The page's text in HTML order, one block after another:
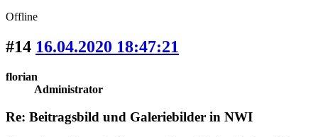
Offline
#14 16.04.2020 18:47:21
florian
Administrator
Re: Beitragsbild und Galeriebilder in NWI